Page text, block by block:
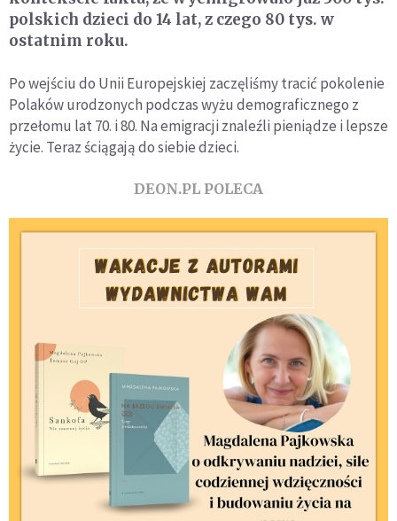
polskich dzieci do 14 lat, z czego 80 tys. w
ostatnim roku.
Po wejściu do Unii Europejskiej zaczęliśmy tracić pokolenie
Polaków urodzonych podczas wyżu demograficznego z
przełomu lat 70. i 80. Na emigracji znaleźli pieniądze i lepsze
życie. Teraz ściągają do siebie dzieci.
DEON.PL POLECA